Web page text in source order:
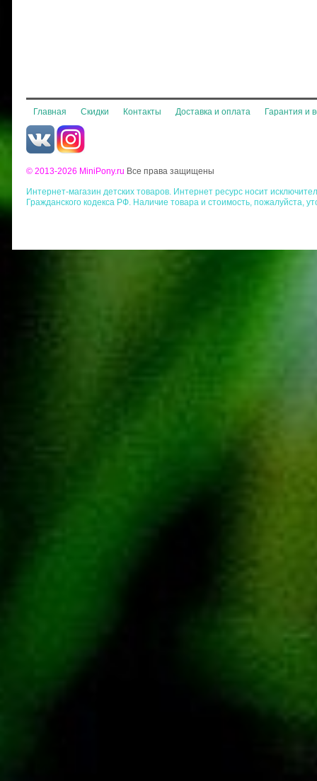
Главная Скидки Контакты Доставка и оплата Гарантия и
© 2013-2026 MiniPony.ru Все права защищены
Интернет-магазин детских товаров. Интернет ресурс носит
Гражданского кодекса РФ. Наличие товара и стоимость, пожалуйста,